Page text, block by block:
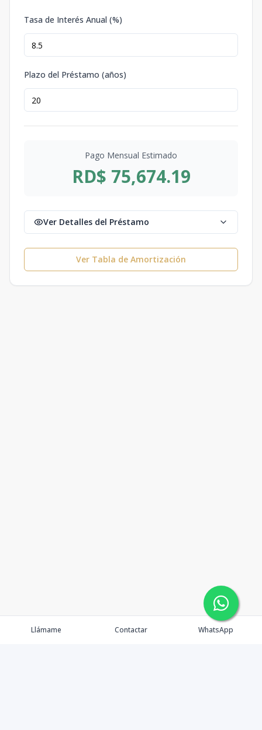
Tasa de Interés Anual (%)
Plazo del Préstamo (años)
Pago Mensual Estimado
RD$ 75,674.19
Ver Detalles del Préstamo
Ver Tabla de Amortización
Llámame Contactar WhatsApp